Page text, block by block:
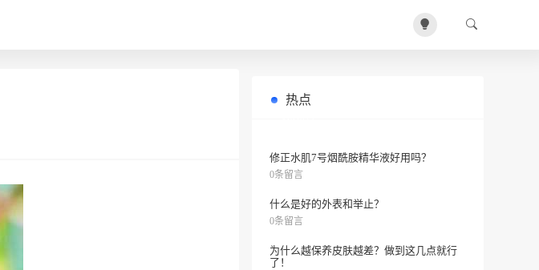
热点
修正水肌7号烟酰胺精华液好用吗？
0条留言
什么是好的外表和举止？
0条留言
为什么越保养皮肤越差？做到这几点就行
了！